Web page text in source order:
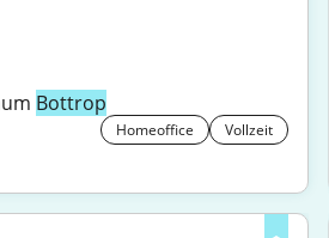
Bottrop
Homeoffice Vollzeit